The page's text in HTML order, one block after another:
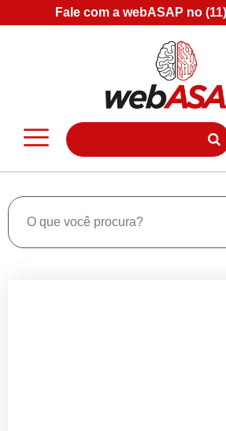
Fale com a webASAP no